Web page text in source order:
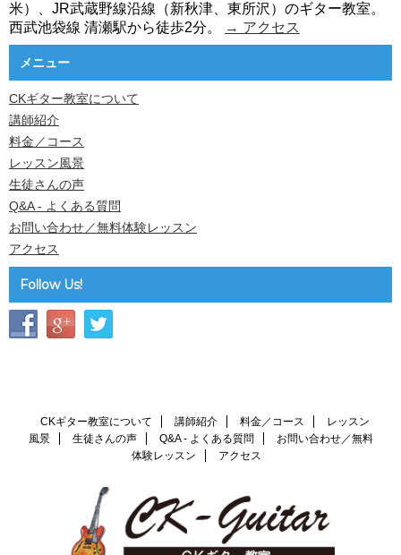
米）、JR武蔵野線沿線（新秋津、東所沢）のギター教室。
西武池袋線 清瀬駅から徒歩2分。
→ アクセス
メニュー
CKギター教室について
講師紹介
料金／コース
レッスン風景
生徒さんの声
Q&A - よくある質問
お問い合わせ／無料体験レッスン
アクセス
Follow Us!
CKギター教室について 講師紹介 料金／コース
レッスン
風景
生徒さんの声 Q&A - よくある質問
お問い合わせ／無料
体験レッスン
アクセス